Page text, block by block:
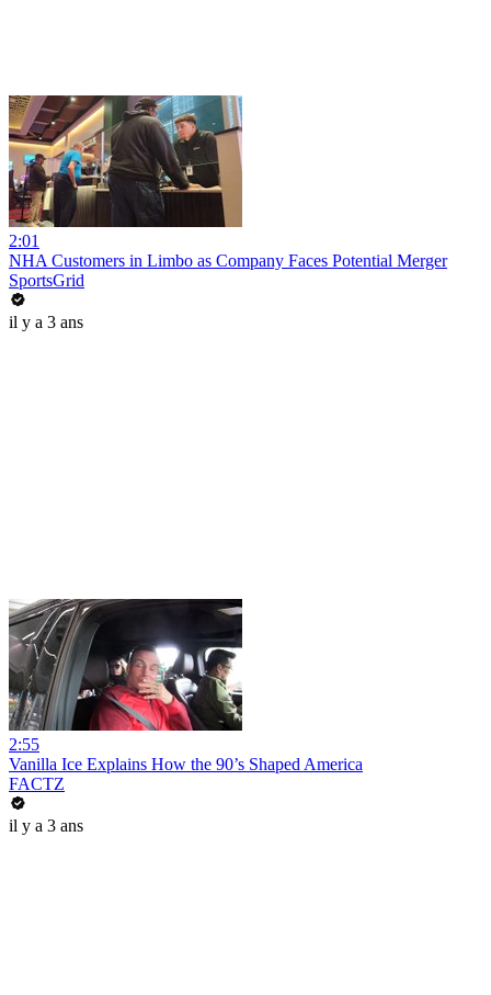
2:01
NHA Customers in Limbo as Company Faces Potential Merger
SportsGrid
il y a 3 ans
2:55
Vanilla Ice Explains How the 90’s Shaped America
FACTZ
il y a 3 ans